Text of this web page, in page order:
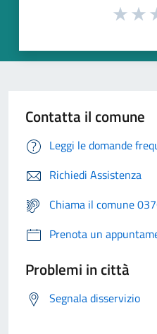
Contatta il comune
Leggi le domande
Richiedi Assistenza
Chiama il comune
Prenota un
Problemi in città
Segnala disservizio